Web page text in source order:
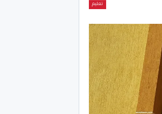
تعليم